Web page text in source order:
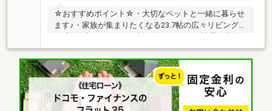
☆おすすめポイント☆・大切なペットと一緒に暮らせ
ます♪・家族が集まりたくなる23.7帖の広々リビング
けがスムーズに♪・リビングに隣接した和室は、家族
のひと休みやお昼寝に大活躍です♪・ライフスタイル
に合わせて使える、和室・洋室のある住まい♪・全て
の居室に収納スペースを確保しています♪・あると嬉
しいバルコニー付きの住まいです♪・都市ガスなの
で、ガス代が安く光熱費の節約に繋がります